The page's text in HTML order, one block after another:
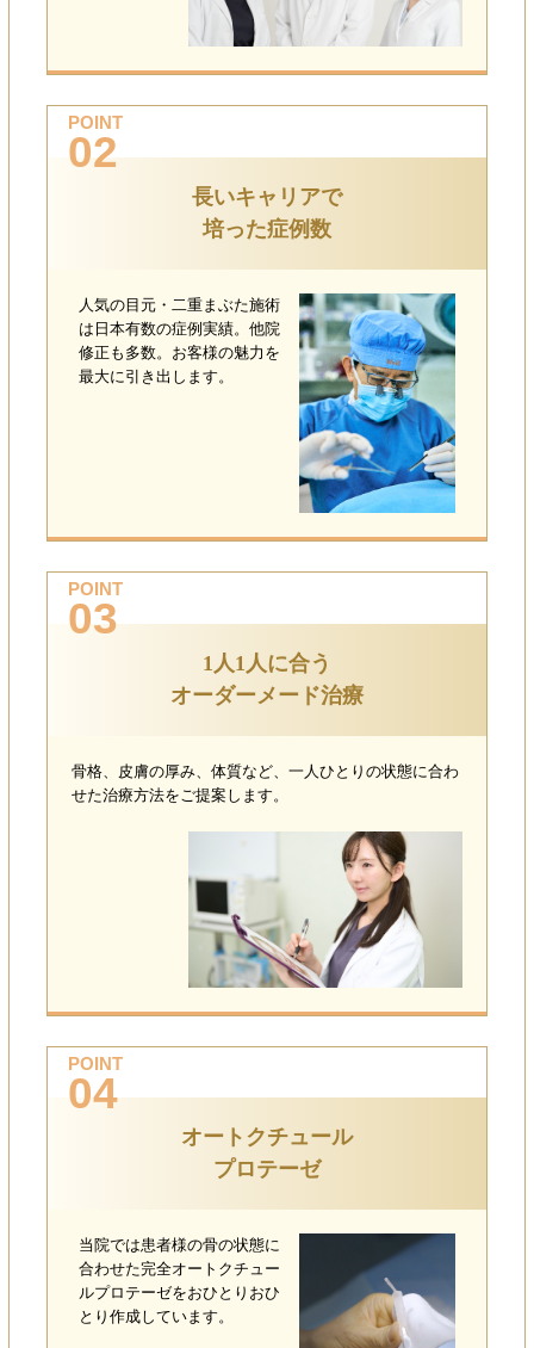
POINT
02
長いキャリアで
培った症例数
人気の目元・二重まぶた施術
は日本有数の症例実績。他院
修正も多数。お客様の魅力を
最大に引き出します。
POINT
03
1人1人に合う
オーダーメード治療
骨格、皮膚の厚み、体質など、一人ひとりの状態に合わ
せた治療方法をご提案します。
POINT
04
オートクチュール
プロテーゼ
当院では患者様の骨の状態に
合わせた完全オートクチュー
ルプロテーゼをおひとりおひ
とり作成しています。